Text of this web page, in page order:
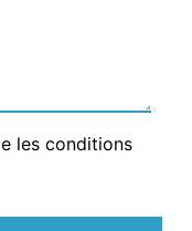
les conditions